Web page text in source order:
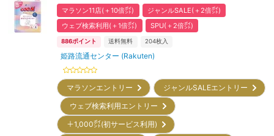
マラソン11店(＋10倍㌽)
ジャンルSALE(＋2倍㌽)
ウェブ検索利用(＋1倍㌽)
SPU(＋2倍㌽)
886ポイント 送料無料 204枚入
姫路流通センター (Rakuten)
マラソンエントリー
ジャンルSALEエントリー
ウェブ検索利用エントリー
＋1,000㌽(初サービス利用)